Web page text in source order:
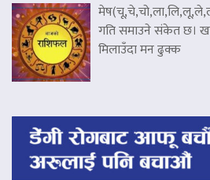
गति समाउने संकेत छ।
मिलाउँदा मन ढुक्क